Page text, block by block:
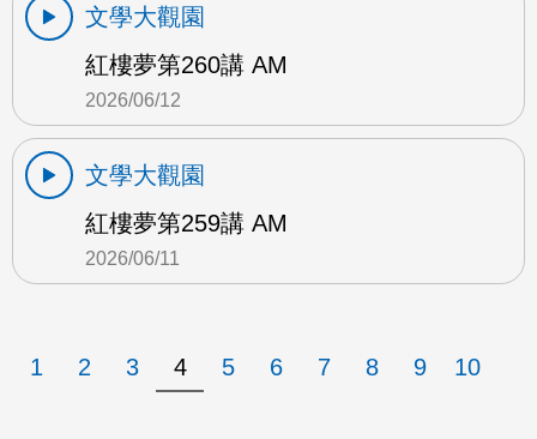
文學大觀園
紅樓夢第260講 AM
2026/06/12
文學大觀園
紅樓夢第259講 AM
2026/06/11
1 2 3 4 5 6 7 8 9 10